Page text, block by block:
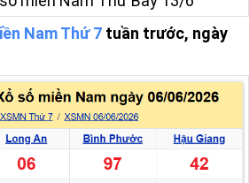
Nam Thứ 7 tuần trước, ngày